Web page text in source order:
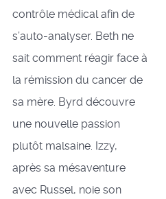
contrôle médical afin de
s’auto-analyser. Beth ne
sait comment réagir face à
la rémission du cancer de
sa mère. Byrd découvre
une nouvelle passion
plutôt malsaine. Izzy,
après sa mésaventure
avec Russel, noie son